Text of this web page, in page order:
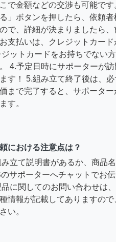
で金額などの交渉も可能です
」ボタンを押したら、依頼者
で、詳細が決まりましたら、
支払いは、クレジットカード
ットカードをお持ちでない
4.予定日時にサポーターが訪
す！ 5.組み立て終了後は、必
まで完了すると、サポーター
す。
における注意点は？
立て説明書があるか、商品
サポーターへチャットでお伝
に関してのお問い合わせは
情報が記載してありますので
い。